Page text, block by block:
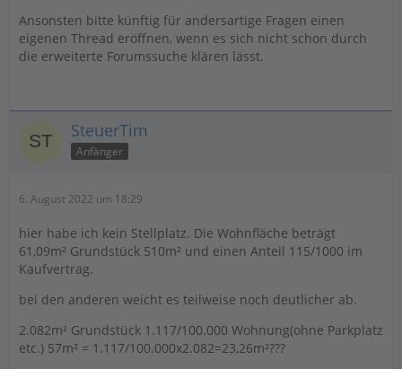
Ansonsten bitte künftig für andersartige Fragen einen
eigenen Thread eröffnen, wenn es sich nicht schon durch
die erweiterte Forumssuche klären lässt.
SteuerTim
Anfänger
6. August 2022 um 18:29
hier habe ich kein Stellplatz. Die Wohnfläche beträgt
61,09m² Grundstück 510m² und einen Anteil 115/1000 im
Kaufvertrag.
bei den anderen weicht es teilweise noch deutlicher ab.
2.082m² Grundstück 1.117/100.000 Wohnung(ohne Parkplatz
etc.) 57m² = 1.117/100.000x2.082=23,26m²???